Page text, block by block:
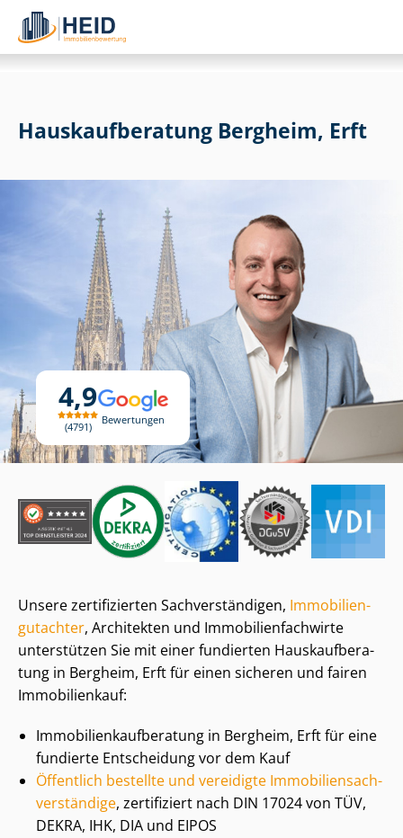
4,9
4791
Bewertungen
Haus­kauf­be­ra­tung Bergheim, Erft
Unsere zertifizierten Sach­ver­stän­di­gen, Im­mo­bi­li­en­
gut­ach­ter, Architekten und Im­mo­bi­li­en­fach­wir­te
unterstützen Sie mit einer fundierten Haus­kauf­be­ra­
tung in Bergheim, Erft für einen sicheren und fairen
Immobilienkauf:
Im­mo­bi­li­en­kauf­be­ra­tung in Bergheim, Erft für eine
fundierte Entscheidung vor dem Kauf
Öffentlich bestellte und vereidigte Im­mo­bi­li­en­sach­
ver­stän­di­ge, zertifiziert nach DIN 17024 von TÜV,
DEKRA, IHK, DIA und EIPOS